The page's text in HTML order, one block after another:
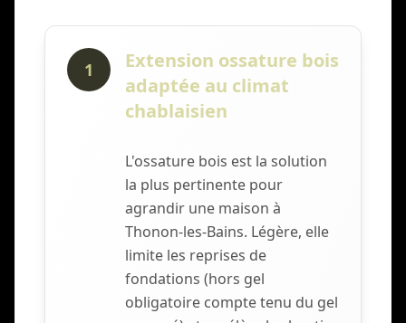
1
Extension ossature bois
adaptée au climat
chablaisien
L'ossature bois est la solution
la plus pertinente pour
agrandir une maison à
Thonon-les-Bains. Légère, elle
limite les reprises de
fondations (hors gel
obligatoire compte tenu du gel